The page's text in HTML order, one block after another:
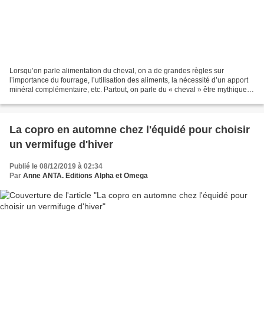
Lorsqu’on parle alimentation du cheval, on a de grandes règles sur
l’importance du fourrage, l’utilisation des aliments, la nécessité d’un apport
minéral complémentaire, etc. Partout, on parle du « cheval » être mythique,
La copro en automne chez l'équidé pour choisir
un vermifuge d'hiver
Publié le 08/12/2019 à 02:34
Par Anne ANTA. Editions Alpha et Omega